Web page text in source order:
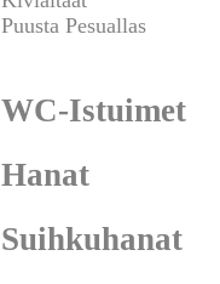
Puusta Pesuallas
WC-Istuimet
Hanat
Suihkuhanat